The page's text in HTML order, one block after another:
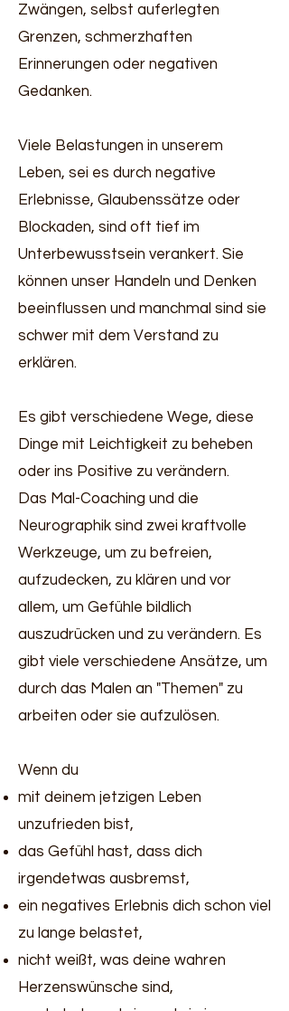
Zwängen, selbst auferlegten
Grenzen, schmerzhaften
Erinnerungen oder negativen
Gedanken.
Viele Belastungen in unserem
Leben, sei es durch negative
Erlebnisse, Glaubenssätze oder
Blockaden, sind oft tief im
Unterbewusstsein verankert. Sie
können unser Handeln und Denken
beeinflussen und manchmal sind sie
schwer mit dem Verstand zu
erklären.
Es gibt verschiedene Wege, diese
Dinge mit Leichtigkeit zu beheben
oder ins Positive zu verändern.
Das Mal-Coaching und die
Neurographik sind zwei kraftvolle
Werkzeuge, um zu befreien,
aufzudecken, zu klären und vor
allem, um Gefühle bildlich
auszudrücken und zu verändern. Es
gibt viele verschiedene Ansätze, um
durch das Malen an "Themen" zu
arbeiten oder sie aufzulösen.
Wenn du
mit deinem jetzigen Leben
unzufrieden bist,
das Gefühl hast, dass dich
irgendetwas ausbremst,
ein negatives Erlebnis dich schon viel
zu lange belastet,
nicht weißt, was deine wahren
Herzenswünsche sind,